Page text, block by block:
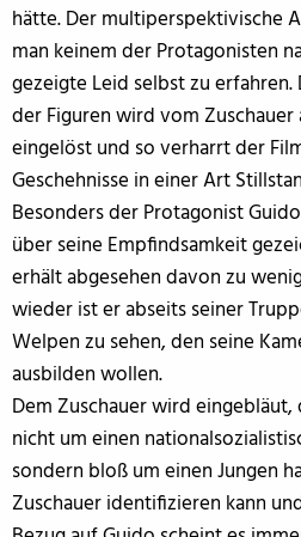
hätte. Der multiperspektivische
man keinem der Protagonisten
gezeigte Leid selbst zu
der Figuren wird vom
eingelöst und so verharrt der
Geschehnisse in einer Art
Besonders der Protagonist
über seine Empfindsamkeit
erhält abgesehen davon zu
wieder ist er abseits seiner
Welpen zu sehen, den seine
ausbilden wollen.
Dem Zuschauer wird eingebläut,
nicht um einen
sondern bloß um einen Jungen
Zuschauer identifizieren kann